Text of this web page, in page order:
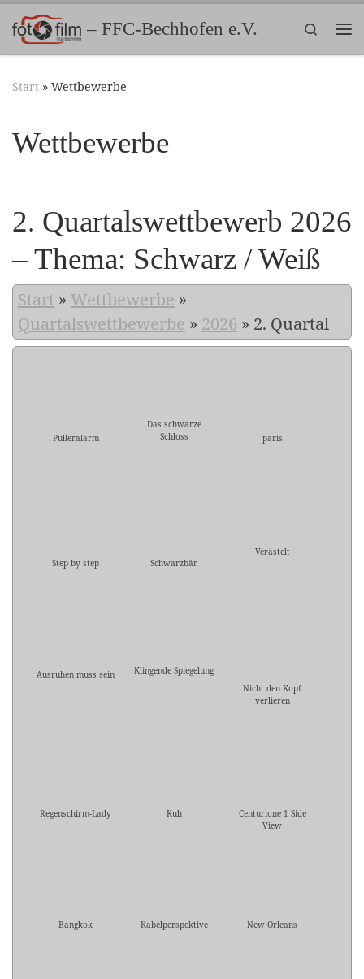
Zum Inhalt springen– FFC-Bechhofen e.V.
Search
Start » Wettbewerbe
Wettbewerbe
2. Quartalswettbewerb 2026
– Thema: Schwarz / Weiß
Start » Wettbewerbe »
Quartalswettbewerbe » 2026 » 2. Quartal
Pulleralarm
Das schwarze
Schloss
paris
Step by step Schwarzbär
Verästelt
Ausruhen muss sein
Klingende Spiegelung
Nicht den Kopf
verlieren
Regenschirm-Lady Kuh
Centurione 1 Side
View
Bangkok Kabelperspektive New Orleans